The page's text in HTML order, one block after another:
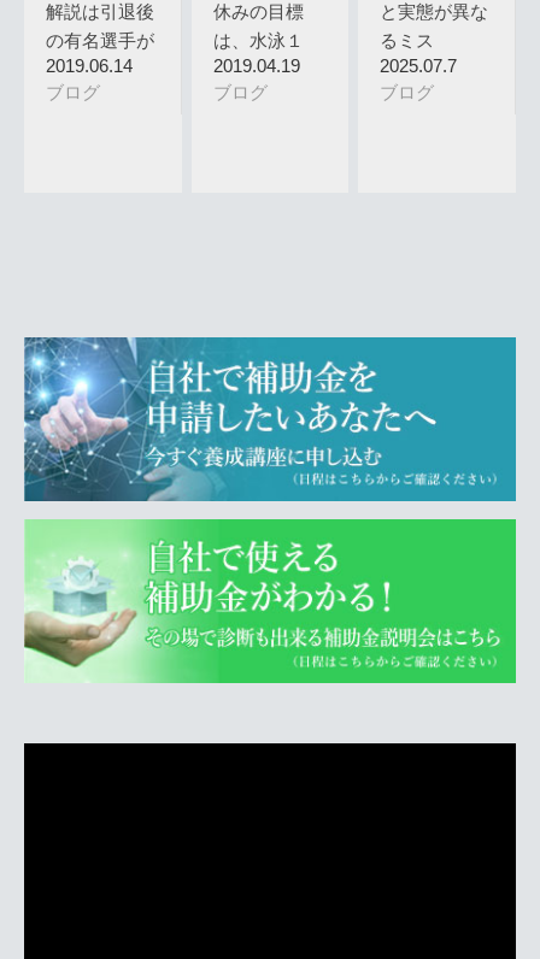
解説は引退後
の有名選手が
行い、どん…
2019.06.14
ブログ
休みの目標
は、水泳１
級、書道２
段、…
2019.04.19
ブログ
と実態が異な
るミス
2025.07.7
ブログ